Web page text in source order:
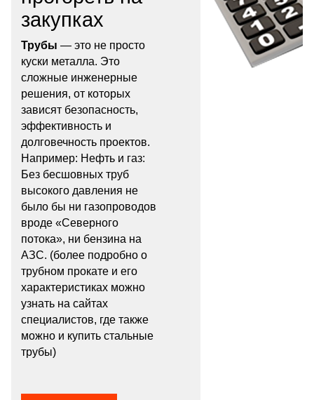
закупках
Трубы — это не просто
куски металла. Это
сложные инженерные
решения, от которых
зависят безопасность,
эффективность и
долговечность проектов.
Например: Нефть и газ:
Без бесшовных труб
высокого давления не
было бы ни газопроводов
вроде «Северного
потока», ни бензина на
АЗС. (более подробно о
трубном прокате и его
характеристиках можно
узнать на сайтах
специалистов, где также
можно и купить стальные
трубы)